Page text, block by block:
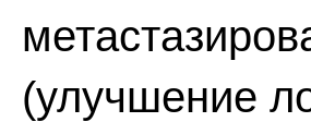
(улучшение